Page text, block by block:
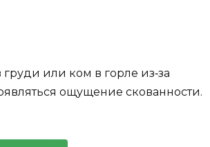
или ком в горле из‑за
ощущение скованности.